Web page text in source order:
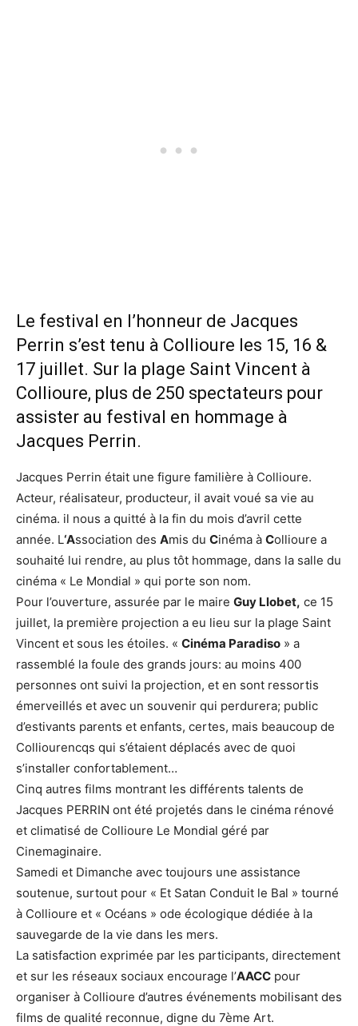
Le festival en l’honneur de Jacques
Perrin s’est tenu à Collioure les 15, 16 &
17 juillet. Sur la plage Saint Vincent à
Collioure, plus de 250 spectateurs pour
assister au festival en hommage à
Jacques Perrin.
Jacques Perrin était une figure familière à Collioure.
Acteur, réalisateur, producteur, il avait voué sa vie au
cinéma. il nous a quitté à la fin du mois d’avril cette
année. L‘Association des Amis du Cinéma à Collioure a
souhaité lui rendre, au plus tôt hommage, dans la salle du
cinéma « Le Mondial » qui porte son nom.
Pour l’ouverture, assurée par le maire Guy Llobet, ce 15
juillet, la première projection a eu lieu sur la plage Saint
Vincent et sous les étoiles. « Cinéma Paradiso » a
rassemblé la foule des grands jours: au moins 400
personnes ont suivi la projection, et en sont ressortis
émerveillés et avec un souvenir qui perdurera; public
d’estivants parents et enfants, certes, mais beaucoup de
Colliourencqs qui s’étaient déplacés avec de quoi
s’installer confortablement…
Cinq autres films montrant les différents talents de
Jacques PERRIN ont été projetés dans le cinéma rénové
et climatisé de Collioure Le Mondial géré par
Cinemaginaire.
Samedi et Dimanche avec toujours une assistance
soutenue, surtout pour « Et Satan Conduit le Bal » tourné
à Collioure et « Océans » ode écologique dédiée à la
sauvegarde de la vie dans les mers.
La satisfaction exprimée par les participants, directement
et sur les réseaux sociaux encourage l’AACC pour
organiser à Collioure d’autres événements mobilisant des
films de qualité reconnue, digne du 7ème Art.